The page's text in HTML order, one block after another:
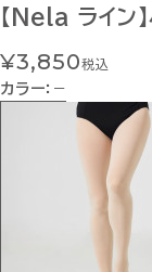
【Nela ライン
¥3,850税込
カラー： −